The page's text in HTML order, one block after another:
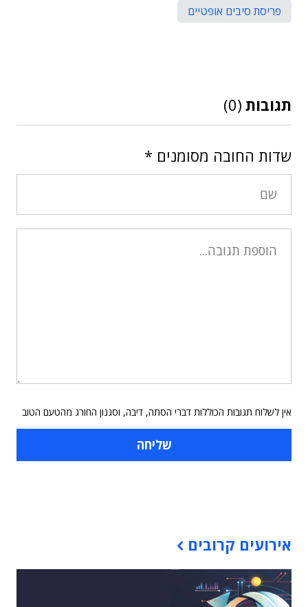
פריסת סיבים אופטיים
תגובות (0)
שדות החובה מסומנים *
אין לשלוח תגובות הכוללות דברי הסתה, דיבה, וסגנון החורג מהטעם הטוב
אירועים קרובים